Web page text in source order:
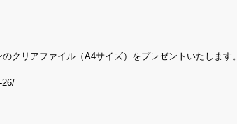
クリアファイル（A4サイズ）をプレゼントいたします。
26/